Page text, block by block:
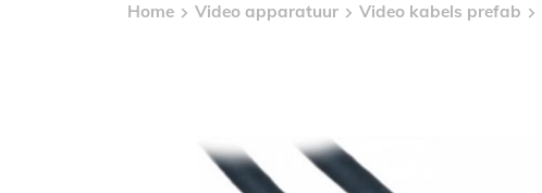
Home Video apparatuur Video kabels prefab